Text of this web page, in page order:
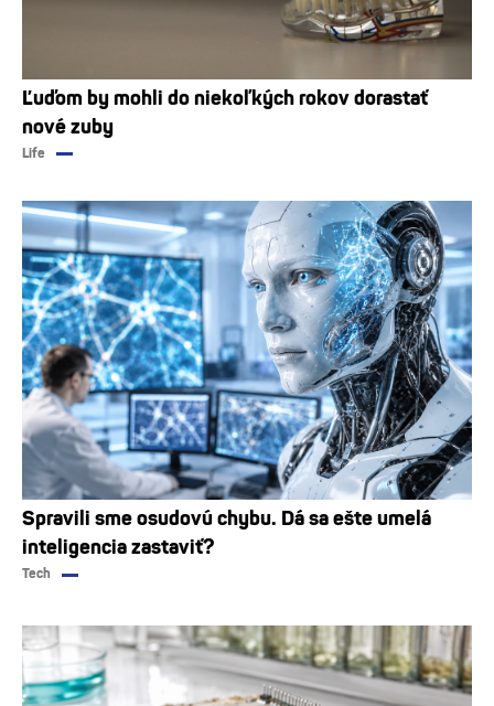
Ľuďom by mohli do niekoľkých rokov dorastať
nové zuby
Life
Spravili sme osudovú chybu. Dá sa ešte umelá
inteligencia zastaviť?
Tech